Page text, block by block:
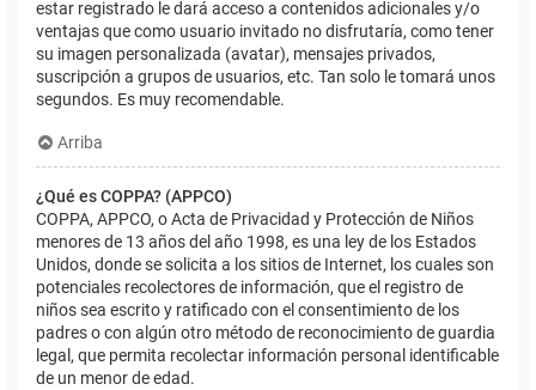
estar registrado le dará acceso a contenidos adicionales y/o
ventajas que como usuario invitado no disfrutaría, como tener
su imagen personalizada (avatar), mensajes privados,
suscripción a grupos de usuarios, etc. Tan solo le tomará unos
segundos. Es muy recomendable.
Arriba
¿Qué es COPPA? (APPCO)
COPPA, APPCO, o Acta de Privacidad y Protección de Niños
menores de 13 años del año 1998, es una ley de los Estados
Unidos, donde se solicita a los sitios de Internet, los cuales son
potenciales recolectores de información, que el registro de
niños sea escrito y ratificado con el consentimiento de los
padres o con algún otro método de reconocimiento de guardia
legal, que permita recolectar información personal identificable
de un menor de edad.